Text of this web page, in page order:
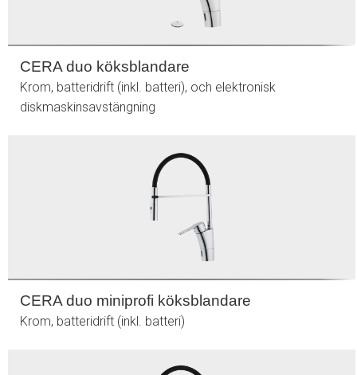
CERA duo köksblandare
Krom, batteridrift (inkl. batteri), och elektronisk
diskmaskinsavstängning
CERA duo miniprofi köksblandare
Krom, batteridrift (inkl. batteri)